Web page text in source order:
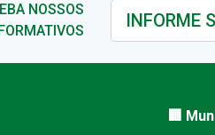
NOSSOS
🏢